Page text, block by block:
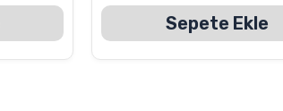
Sepete Ekle